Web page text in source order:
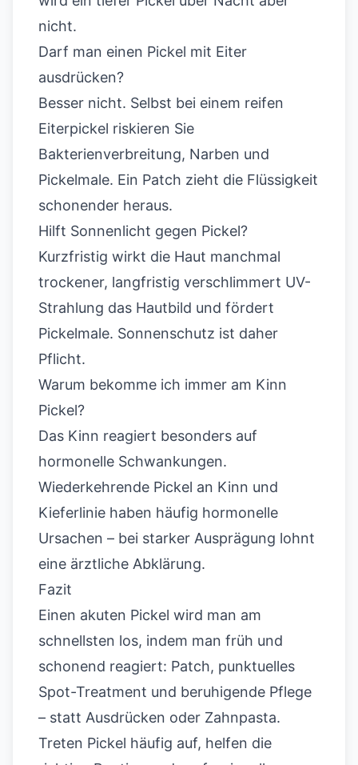
nicht.
Darf man einen Pickel mit Eiter
ausdrücken?
Besser nicht. Selbst bei einem reifen
Eiterpickel riskieren Sie
Bakterienverbreitung, Narben und
Pickelmale. Ein Patch zieht die Flüssigkeit
schonender heraus.
Hilft Sonnenlicht gegen Pickel?
Kurzfristig wirkt die Haut manchmal
trockener, langfristig verschlimmert UV-
Strahlung das Hautbild und fördert
Pickelmale. Sonnenschutz ist daher
Pflicht.
Warum bekomme ich immer am Kinn
Pickel?
Das Kinn reagiert besonders auf
hormonelle Schwankungen.
Wiederkehrende Pickel an Kinn und
Kieferlinie haben häufig hormonelle
Ursachen – bei starker Ausprägung lohnt
eine ärztliche Abklärung.
Fazit
Einen akuten Pickel wird man am
schnellsten los, indem man früh und
schonend reagiert: Patch, punktuelles
Spot-Treatment und beruhigende Pflege
– statt Ausdrücken oder Zahnpasta.
Treten Pickel häufig auf, helfen die